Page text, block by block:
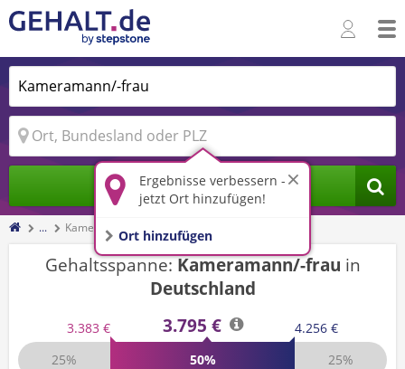
Ergebnisse verbessern -
jetzt Ort hinzufügen!
Ort hinzufügen
Jobs finden
... Kameramann/-frau
Gehaltsspanne:Kameramann/-frau in
Deutschland
3.383 € 3.795 €
4.256 €
25%
50% 25%